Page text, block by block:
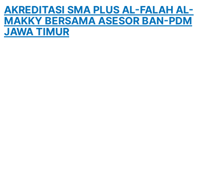
AKREDITASI SMA PLUS AL-FALAH AL-
MAKKY BERSAMA ASESOR BAN-PDM
JAWA TIMUR